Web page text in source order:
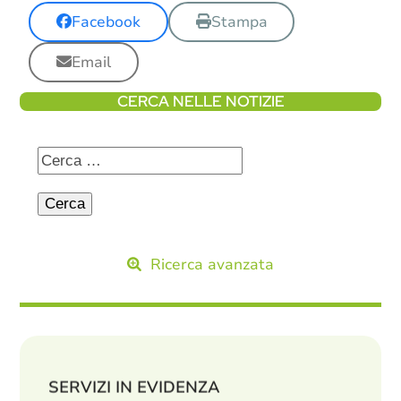
Facebook
Stampa
Email
CERCA NELLE NOTIZIE
Ricerca avanzata
SERVIZI IN EVIDENZA